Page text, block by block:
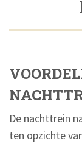
De nachttrein
ten opzichte